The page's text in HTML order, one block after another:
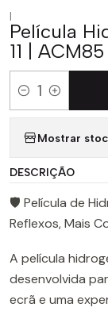
|
Película
11 | ACM85
Quantity
Mostrar
DESCRIÇÃO
🛡️ Película de
Reflexos, Mais
A película
desenvolvida
ecrã e uma